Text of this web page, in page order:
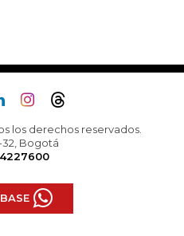
los derechos reservados.
32, Bogotá
4227600